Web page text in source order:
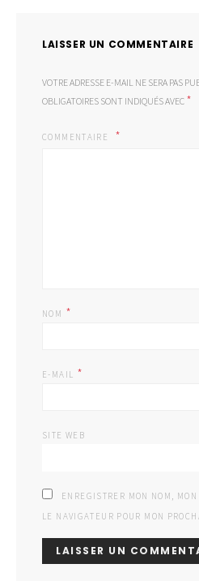
LAISSER UN COMMENTAIRE
VOTRE ADRESSE E-MAIL NE SERA PAS
OBLIGATOIRES SONT INDIQUÉS AVEC *
COMMENTAIRE
NOM *
E-MAIL *
SITE WEB
ENREGISTRER MON NOM,
LE NAVIGATEUR POUR MON